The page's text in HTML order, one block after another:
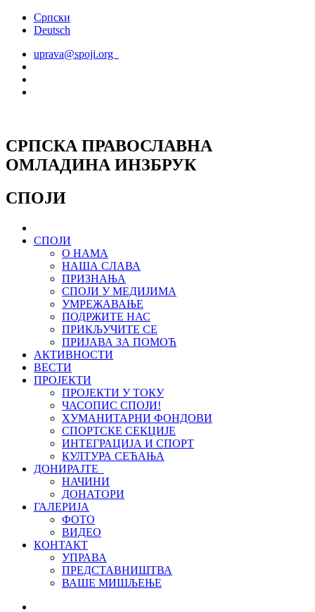
СкочитеСрпски
Deutsch
uprava@spoji.org
СРПСКА ПРАВОСЛАВНА
ОМЛАДИНА ИНЗБРУК
СПОЈИ
СПОЈИ
О НАМА
НАША СЛАВА
ПРИЗНАЊА
СПОЈИ У МЕДИЈИМА
УМРЕЖАВАЊЕ
ПОДРЖИТЕ НАС
ПРИКЉУЧИТЕ СЕ
ПРИЈАВА ЗА ПОМОЋ
АКТИВНОСТИ
ВЕСТИ
ПРОЈЕКТИ
ПРОЈЕКТИ У ТОКУ
ЧАСОПИС СПОЈИ!
ХУМАНИТАРНИ ФОНДОВИ
СПОРТСКЕ СЕКЦИЈЕ
ИНТЕГРАЦИЈА И СПОРТ
КУЛТУРА СЕЋАЊА
ДОНИРАЈТЕ
НАЧИНИ
ДОНАТОРИ
ГАЛЕРИЈА
ФОТО
ВИДЕО
КОНТАКТ
УПРАВА
ПРЕДСТАВНИШТВА
ВАШЕ МИШЉЕЊЕ